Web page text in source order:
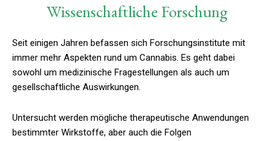
Wissenschaftliche Forschung
Seit einigen Jahren befassen sich Forschungsinstitute mit
immer mehr Aspekten rund um Cannabis. Es geht dabei
sowohl um medizinische Fragestellungen als auch um
gesellschaftliche Auswirkungen.
Untersucht werden mögliche therapeutische Anwendungen
bestimmter Wirkstoffe, aber auch die Folgen